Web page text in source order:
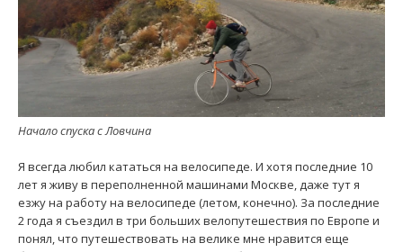
Начало спуска с Ловчина
Я всегда любил кататься на велосипеде. И хотя последние 10
лет я живу в переполненной машинами Москве, даже тут я
езжу на работу на велосипеде (летом, конечно). За последние
2 года я съездил в три больших велопутешествия по Европе и
понял, что путешествовать на велике мне нравится еще